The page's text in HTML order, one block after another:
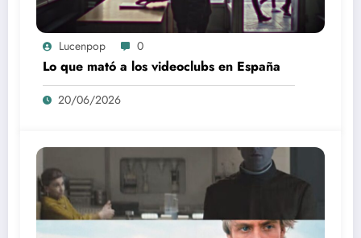
Lucenpop 0
Lo que mató a los videoclubs en España
20/06/2026